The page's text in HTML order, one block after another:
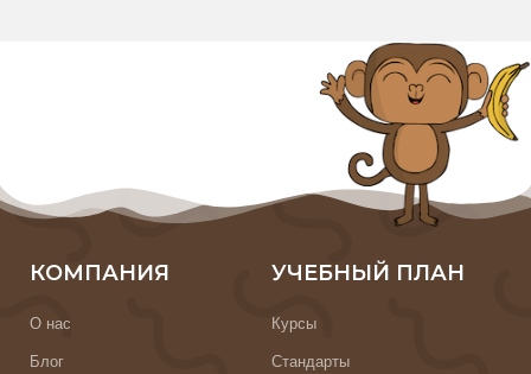
КОМПАНИЯ
О нас
Блог
УЧЕБНЫЙ ПЛАН
Курсы
Стандарты